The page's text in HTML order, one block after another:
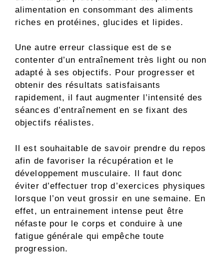
alimentation en consommant des aliments
riches en protéines, glucides et lipides.
Une autre erreur classique est de se
contenter d’un entraînement très light ou non
adapté à ses objectifs. Pour progresser et
obtenir des résultats satisfaisants
rapidement, il faut augmenter l’intensité des
séances d’entraînement en se fixant des
objectifs réalistes.
Il est souhaitable de savoir prendre du repos
afin de favoriser la récupération et le
développement musculaire. Il faut donc
éviter d’effectuer trop d’exercices physiques
lorsque l’on veut grossir en une semaine. En
effet, un entrainement intense peut être
néfaste pour le corps et conduire à une
fatigue générale qui empêche toute
progression.